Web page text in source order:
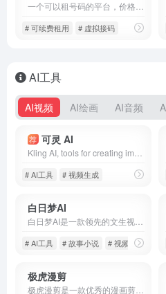
# 可续费租用 # 虚拟接码
AI工具
AI视频 AI绘画 AI音频
荐 可灵 AI
# AI工具 # 视频生成
白日梦AI
# AI工具 # 故事小说 # 视频生成
极虎漫剪